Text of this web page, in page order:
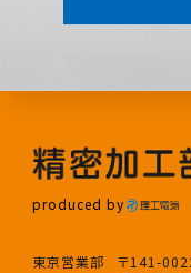
produced by
東京営業部
〒141-